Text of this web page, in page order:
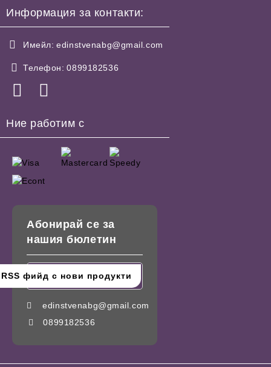
Информация за контакти:
Имейл: edinstvenabg@gmail.com
Телефон: 0899182536
Ние работим с
Абонирай се за
нашия бюлетин
edinstvenabg@gmail.com
0899182536